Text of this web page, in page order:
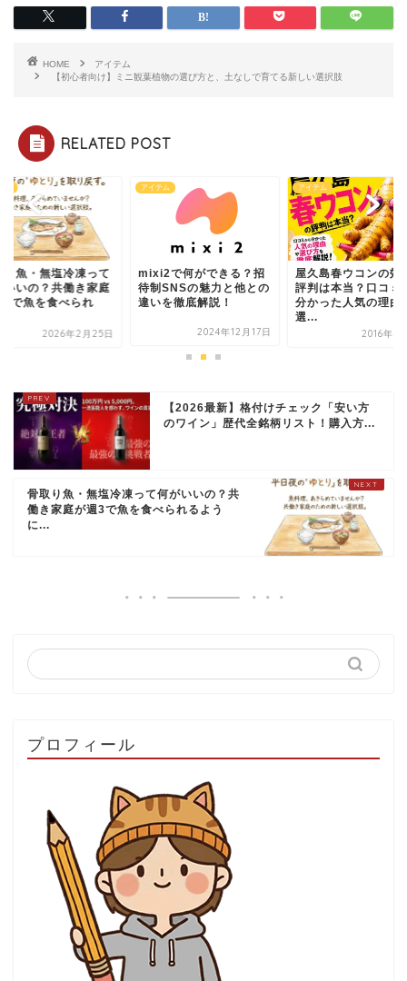
HOME
アイテム
【初心者向け】ミニ観葉植物の選び方と、土なしで育てる新しい選択肢
RELATED POST
で何ができる？招
SNSの魅力と他との
を徹底解説！
2024年12月17日
アイテム
屋久島春ウコンの効能や
評判は本当？口コミから
分かった人気の理由や
2016年10月8日
アイテム
骨取り魚・無塩冷凍
何がいいの？共働き
が週3で魚を食べら
る...
2026年2
【2026最新】格付けチェック「安い方
のワイン」歴代全銘柄リスト！購入方...
骨取り魚・無塩冷凍って何がいいの？共
働き家庭が週3で魚を食べられるよう
に...
プロフィール